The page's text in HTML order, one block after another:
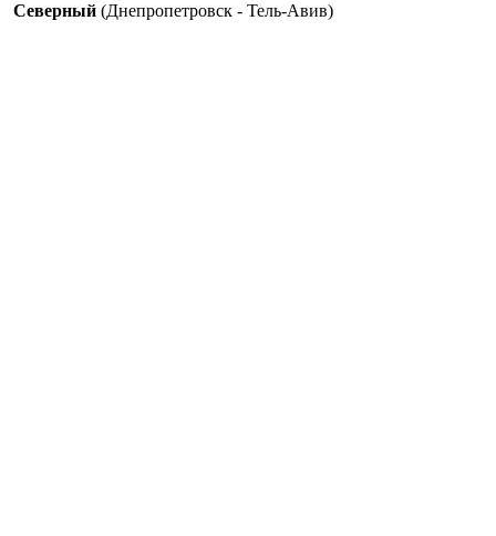
Северный(Днепропетровск - Тель-Авив)